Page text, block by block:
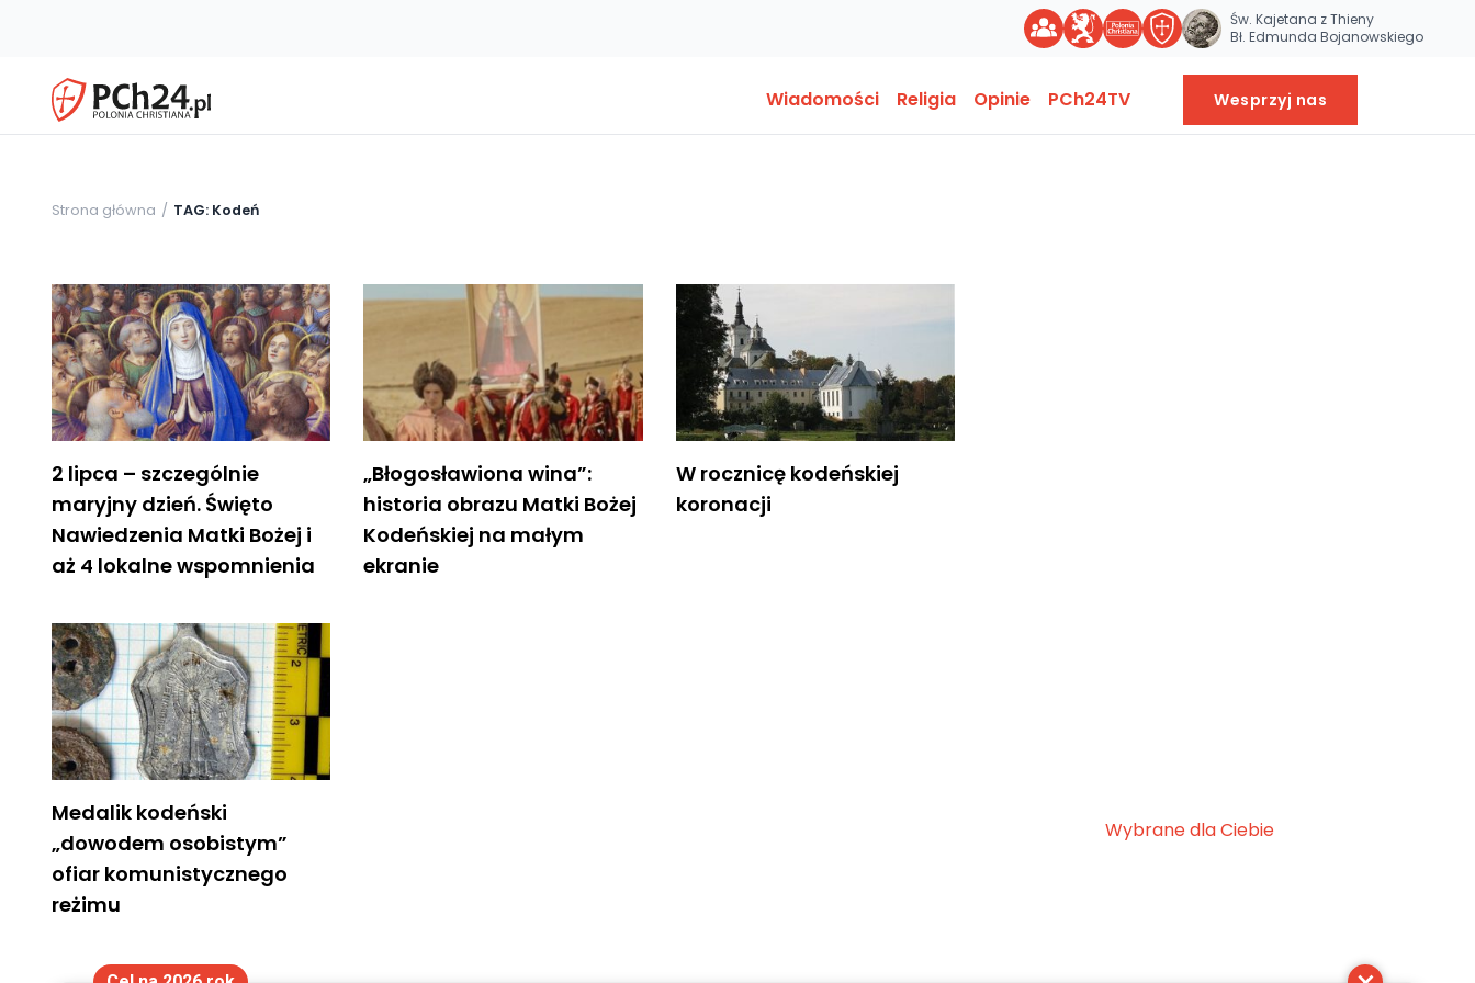
Św. Kajetana z Thieny
Bł. Edmunda Bojanowskiego
Wiadomości Religia Opinie PCh24TV Wesprzyj nas
Strona główna TAG: Kodeń
2 lipca – szczególnie
maryjny dzień. Święto
Nawiedzenia Matki Bożej i
aż 4 lokalne wspomnienia
„Błogosławiona wina”:
historia obrazu Matki Bożej
Kodeńskiej na małym
ekranie
W rocznicę kodeńskiej
koronacji
Medalik kodeński
„dowodem osobistym”
ofiar komunistycznego
reżimu
Wybrane dla Ciebie